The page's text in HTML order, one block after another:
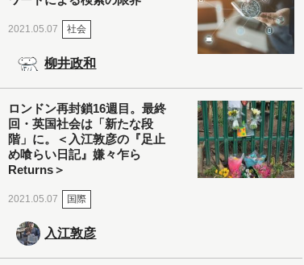
2021.05.07 社会
柳井政和
ロンドン再封鎖16週目。最終
回・英国社会は「新たな段
階」に。＜入江敦彦の『足止
め喰らい日記』嫌々乍ら
Returns＞
2021.05.07 国際
入江敦彦